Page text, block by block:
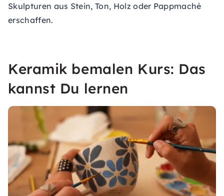
Skulpturen aus Stein, Ton, Holz oder Pappmaché
erschaffen.
Keramik bemalen Kurs: Das
kannst Du lernen